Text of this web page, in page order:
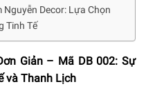
Decor: Lựa Chọn
Tinh Tế
Giản – Mã DB 002: Sự
và Thanh Lịch